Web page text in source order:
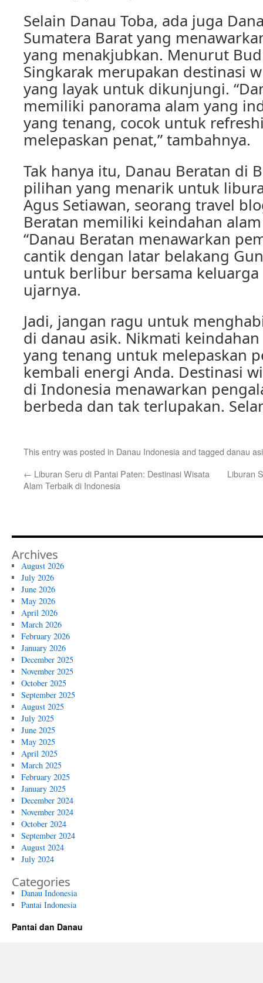
Selain Danau Toba, ada juga
Sumatera Barat yang
yang menakjubkan. Menurut
Singkarak merupakan destinasi
yang layak untuk dikunjungi.
memiliki panorama alam yang
yang tenang, cocok untuk
melepaskan penat,” tambahnya.
Tak hanya itu, Danau Beratan di
pilihan yang menarik untuk
Agus Setiawan, seorang travel
Beratan memiliki keindahan
“Danau Beratan menawarkan
cantik dengan latar belakang
untuk berlibur bersama keluarga
ujarnya.
Jadi, jangan ragu untuk
di danau asik. Nikmati
yang tenang untuk melepaskan
kembali energi Anda. Destinasi
di Indonesia menawarkan
berbeda dan tak terlupakan.
This entry was posted in Danau Indonesia and tagged danau
← Liburan Seru di Pantai Paten: Destinasi Wisata
Alam Terbaik di Indonesia
Liburan
Archives
August 2026
July 2026
June 2026
May 2026
April 2026
March 2026
February 2026
January 2026
December 2025
November 2025
October 2025
September 2025
August 2025
July 2025
June 2025
May 2025
April 2025
March 2025
February 2025
January 2025
December 2024
November 2024
October 2024
September 2024
August 2024
July 2024
Categories
Danau Indonesia
Pantai Indonesia
Pantai dan Danau